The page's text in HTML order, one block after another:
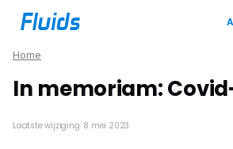
Home
In memoriam:
Laatste wijziging: 8 mei 2023